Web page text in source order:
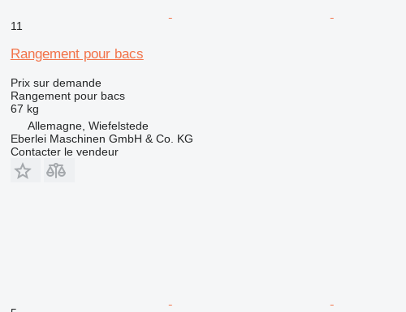
11
Rangement pour bacs
Prix sur demande
Rangement pour bacs
67 kg
Allemagne, Wiefelstede
Eberlei Maschinen GmbH & Co. KG
Contacter le vendeur